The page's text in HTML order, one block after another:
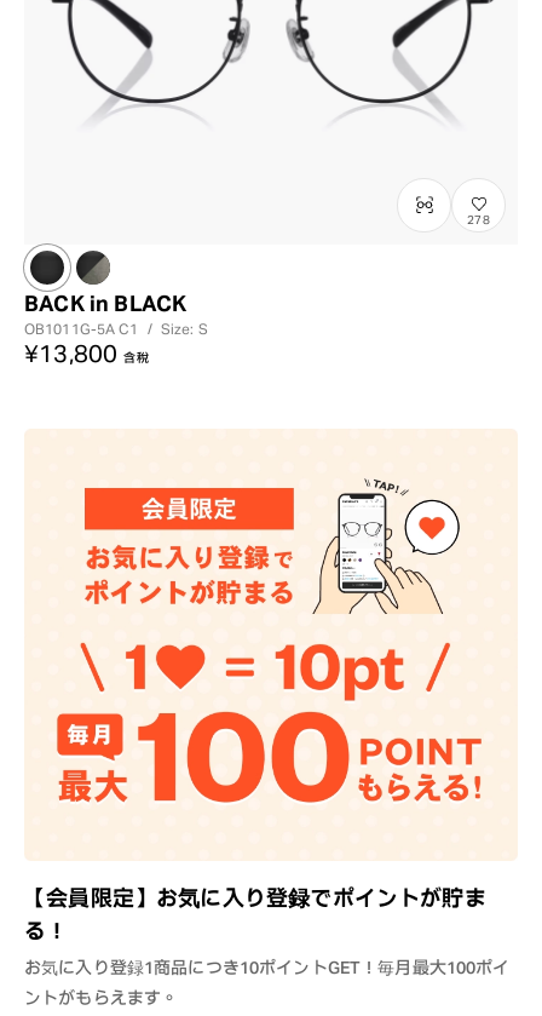
【会員限定】お気に入り登録でポイントが貯ま
る！
お気に入り登録1商品につき10ポイントGET！毎月最大100ポイ
ントがもらえます。
278
BACK in BLACK
OB1011G-5AC1 / Size: S
¥13,800 含稅